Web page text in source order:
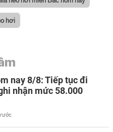
hơi
nay 8/8: Tiếp tục đi
nhận mức 58.000